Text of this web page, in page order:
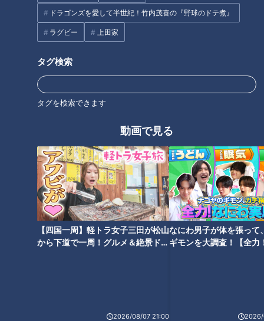
ドラゴンズを愛して半世紀！竹内茂喜の『野球のドテ煮』
ラグビー 上田家
タグ検索
タグを検索できます
動画で見る
【四国一周】軽トラ女子三田が松山
から下道で一周！グルメ＆絶景ドラ
2026/08/07 21:00
なにわ男子が体を張って
ギモンを大調査！【全力
2026/
一方で、いつまでもクヨクヨ考え、あの時やり直しができれば
と考え続けていると、行動にブレーキがかかったり、足枷にな
研究結果からも反芻思考はあまり良いことがないのがわかって
います。
えることができるかを考えられる人が、心を病まずに暮らして
いけるとのことです。
自分探しに意味はない
かつて流行した「自分探しの旅」という言葉。
「今の自分は本当の自分なのか」「自分は何をすべきなのか」
しかしこのことについて「『自分』というのは、本当は心理学